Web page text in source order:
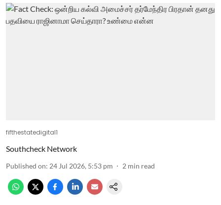
fifthestatedigital1
Southcheck Network
Published on: 24 Jul 2026, 5:53 pm 2 min read